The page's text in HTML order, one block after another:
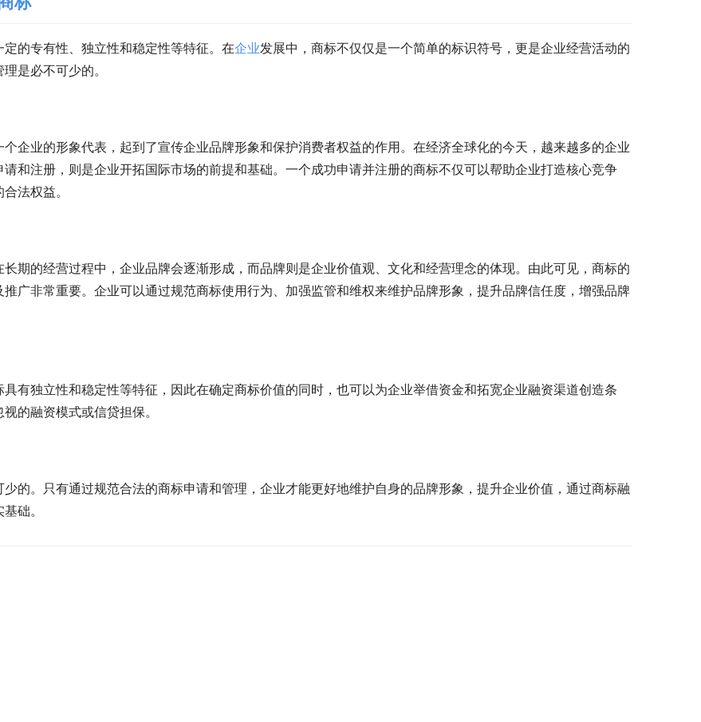
的专有性、独立性和稳定性等特征。在企业发展中，商标不仅仅是一个简单的标识符号，更是企业经营活动的
理是必不可少的。
企业的形象代表，起到了宣传企业品牌形象和保护消费者权益的作用。在经济全球化的今天，越来越多的企业
和注册，则是企业开拓国际市场的前提和基础。一个成功申请并注册的商标不仅可以帮助企业打造核心竞争
法权益。
期的经营过程中，企业品牌会逐渐形成，而品牌则是企业价值观、文化和经营理念的体现。由此可见，商标的
广非常重要。企业可以通过规范商标使用行为、加强监管和维权来维护品牌形象，提升品牌信任度，增强品牌
有独立性和稳定性等特征，因此在确定商标价值的同时，也可以为企业举借资金和拓宽企业融资渠道创造条
的融资模式或信贷担保。
的。只有通过规范合法的商标申请和管理，企业才能更好地维护自身的品牌形象，提升企业价值，通过商标融
础。